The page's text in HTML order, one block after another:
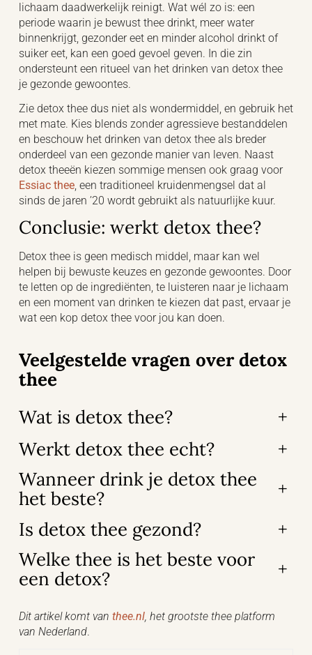
lichaam daadwerkelijk reinigt. Wat wél zo is: een
periode waarin je bewust thee drinkt, meer water
binnenkrijgt, gezonder eet en minder alcohol drinkt of
suiker eet, kan een goed gevoel geven. In die zin
ondersteunt een ritueel van het drinken van detox thee
je gezonde gewoontes.
Zie detox thee dus niet als wondermiddel, en gebruik het
met mate. Kies blends zonder agressieve bestanddelen
en beschouw het drinken van detox thee als breder
onderdeel van een gezonde manier van leven. Naast
detox theeën kiezen sommige mensen ook graag voor
Essiac thee, een traditioneel kruidenmengsel dat al
sinds de jaren ’20 wordt gebruikt als natuurlijke kuur.
Conclusie: werkt detox thee?
Detox thee is geen medisch middel, maar kan wel
helpen bij bewuste keuzes en gezonde gewoontes. Door
te letten op de ingrediënten, te luisteren naar je lichaam
en een moment van drinken te kiezen dat past, ervaar je
wat een kop detox thee voor jou kan doen.
Veelgestelde vragen over detox
thee
Wat is detox thee?
+
Werkt detox thee echt?
+
Wanneer drink je detox thee
het beste?
+
Is detox thee gezond?
+
Welke thee is het beste voor
een detox?
+
Dit artikel komt van thee.nl, het grootste thee platform
van Nederland.